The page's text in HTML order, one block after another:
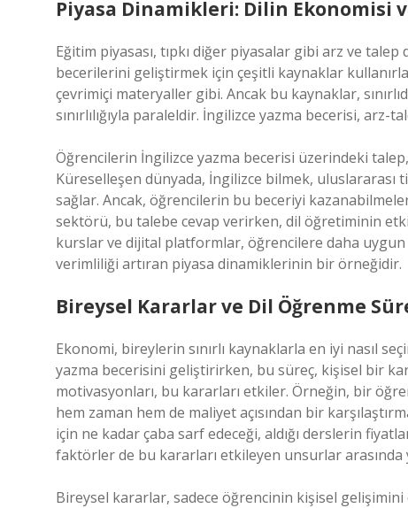
Piyasa Dinamikleri: Dilin Ekonomisi
Eğitim piyasası, tıpkı diğer piyasalar gibi arz ve
becerilerini geliştirmek için çeşitli kaynaklar
çevrimiçi materyaller gibi. Ancak bu kaynaklar,
sınırlılığıyla paraleldir. İngilizce yazma becerisi,
Öğrencilerin İngilizce yazma becerisi üzerindeki
Küreselleşen dünyada, İngilizce bilmek,
sağlar. Ancak, öğrencilerin bu beceriyi
sektörü, bu talebe cevap verirken, dil öğretiminin
kurslar ve dijital platformlar, öğrencilere daha
verimliliği artıran piyasa dinamiklerinin bir örneğidir.
Bireysel Kararlar ve Dil Öğrenme
Ekonomi, bireylerin sınırlı kaynaklarla en iyi nasıl
yazma becerisini geliştirirken, bu süreç, kişisel bir
motivasyonları, bu kararları etkiler. Örneğin, bir
hem zaman hem de maliyet açısından bir
için ne kadar çaba sarf edeceği, aldığı derslerin
faktörler de bu kararları etkileyen unsurlar arasında
Bireysel kararlar, sadece öğrencinin kişisel